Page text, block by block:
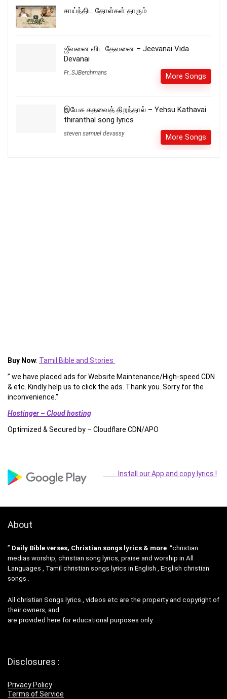
சாய்ந்திட தோள்கள் தாரும்
ஜீவனை விட தேவனை – Jeevanai Vida
Devanai
Fr_SJBerchmans More Songs
இயேசு கதவைத் திறந்தால் – Yehsu Kathavai
thiranthal song lyrics
steven samuel devassy More Songs
Buy Now: Tamil Bible and Stories
” we have placed ads for Website Maintenance/High-speed CDN
& etc. Kindly help us to click the ads. Thank you. Sorry for the
inconvenience.”
Hostinger – Cloud hosting
Optimized & Secured by – Cloudflare CDN/APO
Install our App and copy lyrics !
About
” Daily Bible verses, Christian songs lyrics & more “christian
medias worship, christian song lyrics, praise and worship in All
Languages , Tamil christian songs lyrics in English , English christian
songs .
All christian Songs lyrics , videos etc are the property and copyright of
their owners, and
are provided here for educational purposes only.
Disclosures :
Privacy Policy
Terms of Service